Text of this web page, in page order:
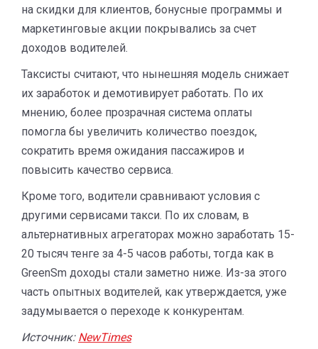
на скидки для клиентов, бонусные программы и
маркетинговые акции покрывались за счет
доходов водителей.
Таксисты считают, что нынешняя модель снижает
их заработок и демотивирует работать. По их
мнению, более прозрачная система оплаты
помогла бы увеличить количество поездок,
сократить время ожидания пассажиров и
повысить качество сервиса.
Кроме того, водители сравнивают условия с
другими сервисами такси. По их словам, в
альтернативных агрегаторах можно заработать 15-
20 тысяч тенге за 4-5 часов работы, тогда как в
GreenSm доходы стали заметно ниже. Из-за этого
часть опытных водителей, как утверждается, уже
задумывается о переходе к конкурентам.
Источник: NewTimes